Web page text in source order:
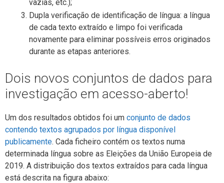
vazias, etc.);
Dupla verificação de identificação de língua: a língua
de cada texto extraído e limpo foi verificada
novamente para eliminar possíveis erros originados
durante as etapas anteriores.
Dois novos conjuntos de dados para
investigação em acesso-aberto!
Um dos resultados obtidos foi um conjunto de dados
contendo textos agrupados por língua disponível
publicamente. Cada ficheiro contém os textos numa
determinada língua sobre as Eleições da União Europeia de
2019. A distribuição dos textos extraídos para cada língua
está descrita na figura abaixo: